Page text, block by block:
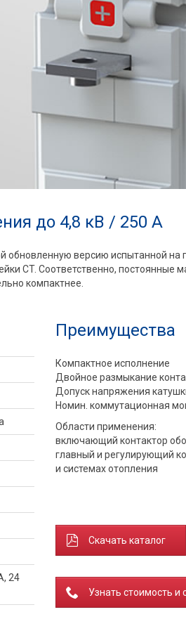
до 4,8 кВ / 250 А
обновленную версию испытанной
CT. Соответственно, постоянные
компактнее.
24
Преимущества
Компактное исполнение
Двойное размыкание
Допуск напряжения
Номин. коммутационная
Области применения:
включающий контактор
главный и регулирующий
и системах отопления
Скачать каталог
Узнать стоимость и